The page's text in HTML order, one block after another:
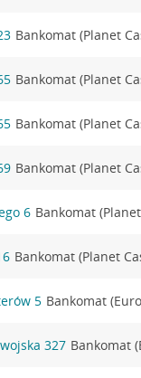
Bankomat (Planet
Bankomat (Planet
Bankomat (Planet
Bankomat (Planet
6 Bankomat
Bankomat (Planet
5 Bankomat
327 Bankomat